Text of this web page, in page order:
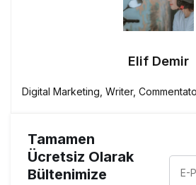
Elif Demir
Digital Marketing, Writer,
Tamamen
Ücretsiz Olarak
Bültenimize